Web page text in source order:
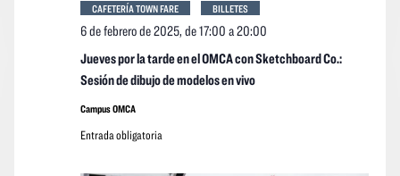
Jueves por la tarde en el OMCA con Sketchboard Co.:
Sesión de dibujo de modelos en vivo
6 de febrero de 2025, de 17:00 a20:00
CAFETERÍA TOWN FARE
BILLETES
Campus OMCA
Entrada obligatoria